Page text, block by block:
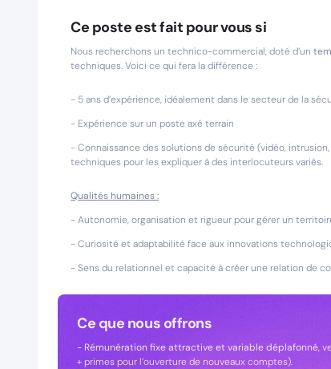
Ce poste est fait pour vous si
Nous recherchons un technico-commercial, doté d’un
techniques. Voici ce qui fera la différence :
- 5 ans d’expérience, idéalement dans le secteur de la
- Expérience sur un poste axé terrain
- Connaissance des solutions de sécurité (vidéo,
techniques pour les expliquer à des interlocuteurs variés.
Qualités humaines :
- Autonomie, organisation et rigueur pour gérer un
- Curiosité et adaptabilité face aux innovations
- Sens du relationnel et capacité à créer une relation de
Ce que nous offrons
- Rémunération fixe attractive et variabledéplafonné,
+ primes pour l’ouverture de nouveaux comptes).